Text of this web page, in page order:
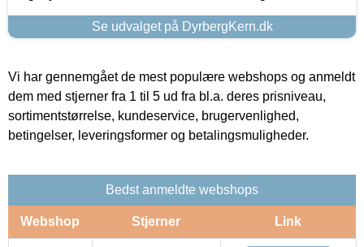
Se udvalget på DyrbergKern.dk
Vi har gennemgået de mest populære webshops og anmeldt
dem med stjerner fra 1 til 5 ud fra bl.a. deres prisniveau,
sortimentstørrelse, kundeservice, brugervenlighed,
betingelser, leveringsformer og betalingsmuligheder.
Bedst anmeldte webshops
Webshop Stjerner Link